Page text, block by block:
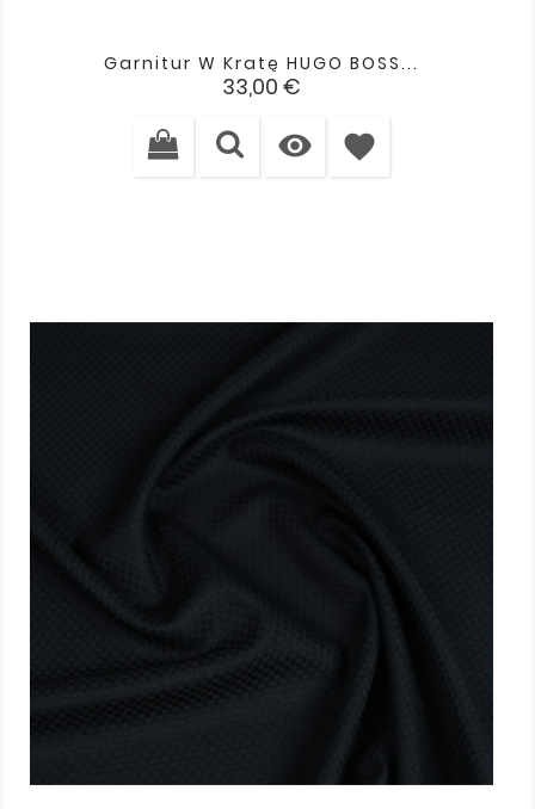
Garnitur W Kratę HUGO BOSS...
Cena
33,00 €
 favorite